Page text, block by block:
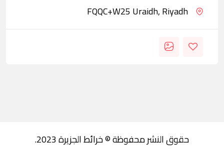
FQQC+W25 Uraidh, Riyadh
حقوق النشر محفوظة © خرائط الجزيرة 2023.